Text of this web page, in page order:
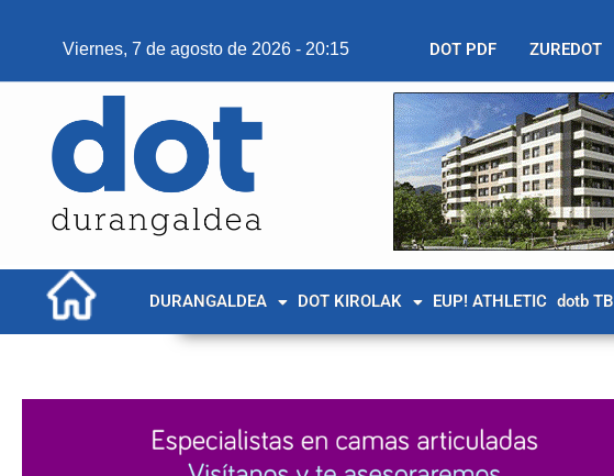
Viernes, 7 de agosto de 2026 - 20:15 DOT PDF ZUREDOT
DURANGALDEA DOT KIROLAK EUP! ATHLETIC dotb TB